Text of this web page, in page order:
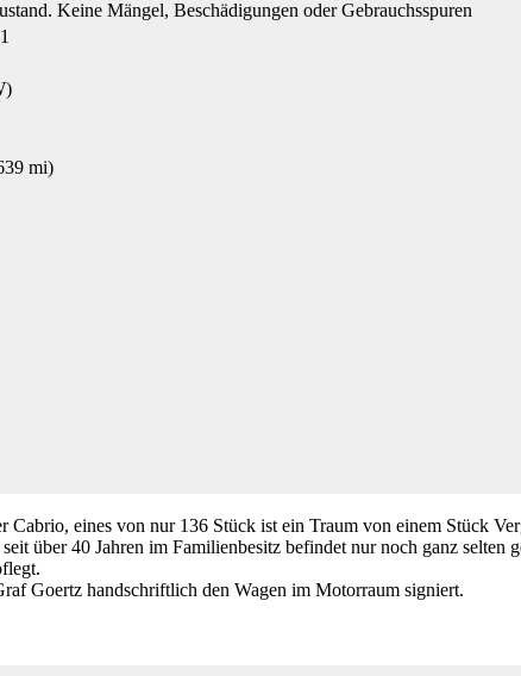
Keine Mängel, Beschädigungen oder Gebrauchsspuren
mi)
eines von nur 136 Stück ist ein Traum von einem Stück
über 40 Jahren im Familienbesitz befindet nur noch ganz
Goertz handschriftlich den Wagen im Motorraum signiert.